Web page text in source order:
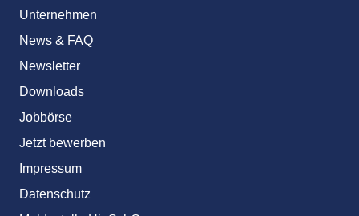
Unternehmen
News & FAQ
Newsletter
Downloads
Jobbörse
Jetzt bewerben
Impressum
Datenschutz